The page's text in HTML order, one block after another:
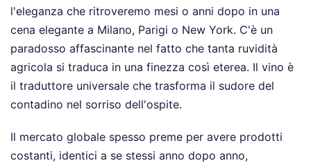
l'eleganza che ritroveremo mesi o anni dopo in una
cena elegante a Milano, Parigi o New York. C'è un
paradosso affascinante nel fatto che tanta ruvidità
agricola si traduca in una finezza così eterea. Il vino è
il traduttore universale che trasforma il sudore del
contadino nel sorriso dell'ospite.
Il mercato globale spesso preme per avere prodotti
costanti, identici a se stessi anno dopo anno,